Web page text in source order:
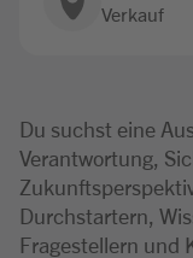
Verkauf
Du suchst eine
Verantwortung,
Durchstartern,
Fragestellern und